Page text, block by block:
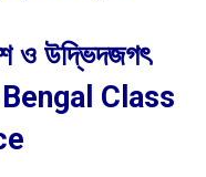
ও উদ্ভিদজগৎ
Bengal Class